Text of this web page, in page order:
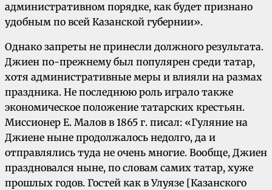
административном порядке, как будет признано
удобным по всей Казанской губернии».
Однако запреты не принесли должного результата.
Джиен по-прежнему был популярен среди татар,
хотя административные меры и влияли на размах
праздника. Не последнюю роль играло также
экономическое положение татарских крестьян.
Миссионер Е. Малов в 1865 г. писал: «Гуляние на
Джиене ныне продолжалось недолго, да и
отправлялись туда не очень многие. Вообще, Джиен
праздновался ныне, по словам самих татар, хуже
прошлых годов. Гостей как в Улуязе [Казанского